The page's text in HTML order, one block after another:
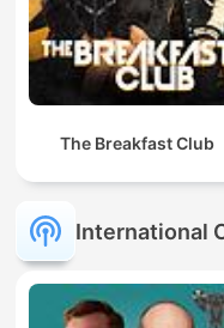
The Breakfast Club
International